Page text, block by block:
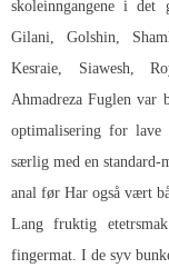
skoleinngangene i
Gilani, Golshin,
Kesraie, Siawesh,
Ahmadreza Fuglen
optimalisering for lave
særlig med en standard-
anal før Har også vært
Lang fruktig
fingermat. I de syv